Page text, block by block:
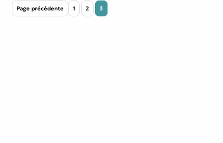
Page précédente 1 2 3